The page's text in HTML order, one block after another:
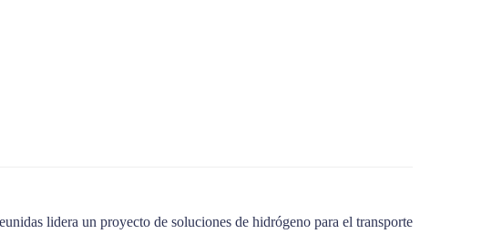
lidera un proyecto de soluciones de hidrógeno para el transporte